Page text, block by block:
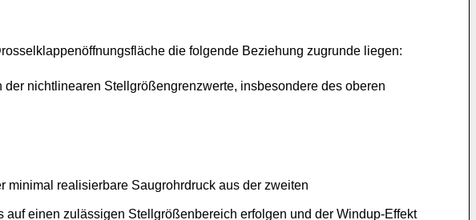
die folgende Beziehung zugrunde liegen:
nichtlinearen Stellgrößengrenzwerte, insbesondere des oberen
realisierbare Saugrohrdruck aus der zweiten
einen zulässigen Stellgrößenbereich erfolgen und der Windup-Effekt